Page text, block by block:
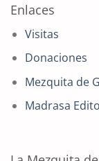
Enlaces
Visitas
Donaciones
Mezquita de
Madrasa